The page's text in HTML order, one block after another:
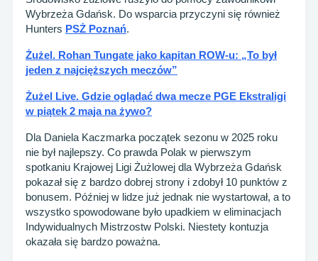
Wybrzeża Gdańsk. Do wsparcia przyczyni się również
Hunters PSŻ Poznań.
Żużel. Rohan Tungate jako kapitan ROW-u: „To był
jeden z najcięższych meczów”
Żużel Live. Gdzie oglądać dwa mecze PGE Ekstraligi
w piątek 2 maja na żywo?
Dla Daniela Kaczmarka początek sezonu w 2025 roku
nie był najlepszy. Co prawda Polak w pierwszym
spotkaniu Krajowej Ligi Żużlowej dla Wybrzeża Gdańsk
pokazał się z bardzo dobrej strony i zdobył 10 punktów z
bonusem. Później w lidze już jednak nie wystartował, a to
wszystko spowodowane było upadkiem w eliminacjach
Indywidualnych Mistrzostw Polski. Niestety kontuzja
okazała się bardzo poważna.